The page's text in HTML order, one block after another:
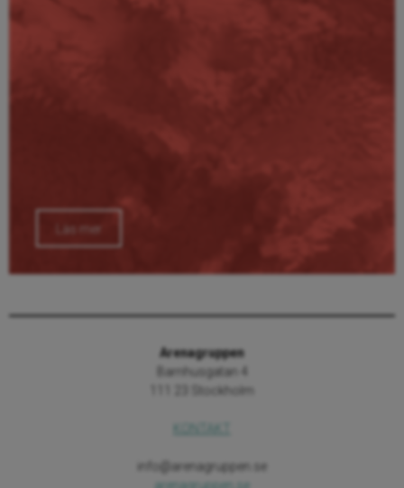
Läs mer
Arenagruppen
Barnhusgatan 4
111 23 Stockholm
info@arenagruppen.se